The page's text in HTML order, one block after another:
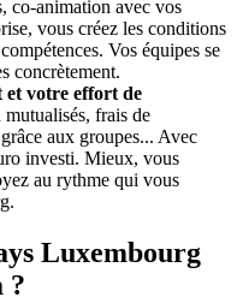
co-animation avec vos
vous créez les conditions
Vos équipes se
concrètement.
et votre effort de
frais de
aux groupes... Avec
investi. Mieux, vous
au rythme qui vous
Luxembourg
?